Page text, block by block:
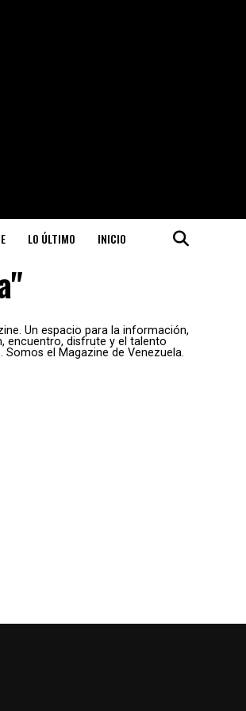
LO ÚLTIMO INICIO
Un espacio para la información,
encuentro, disfrute y el talento
Somos el Magazine de Venezuela.